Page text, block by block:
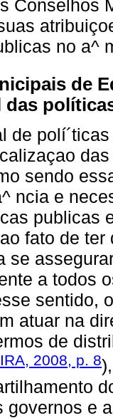
Conselhos
no a^
de
de
sendo
ncia e
publicas
fato de
se
a todos
sentido,
atuar na
de
2008, p. 8
governos e